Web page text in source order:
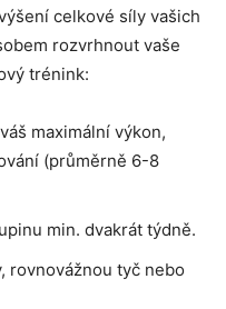
celkové síly vašich
rozvrhnout vaše
trénink:
maximální výkon,
(průměrně 6-8
min. dvakrát týdně.
rovnovážnou tyč nebo